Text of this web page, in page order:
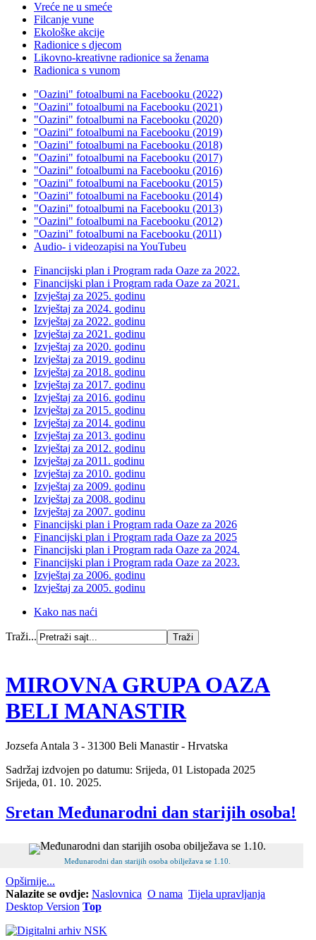
Vreće ne u smeće
Filcanje vune
Ekološke akcije
Radionice s djecom
Likovno-kreativne radionice sa ženama
Radionica s vunom
"Oazini" fotoalbumi na Facebooku (2022)
"Oazini" fotoalbumi na Facebooku (2021)
"Oazini" fotoalbumi na Facebooku (2020)
"Oazini" fotoalbumi na Facebooku (2019)
"Oazini" fotoalbumi na Facebooku (2018)
"Oazini" fotoalbumi na Facebooku (2017)
"Oazini" fotoalbumi na Facebooku (2016)
"Oazini" fotoalbumi na Facebooku (2015)
"Oazini" fotoalbumi na Facebooku (2014)
"Oazini" fotoalbumi na Facebooku (2013)
"Oazini" fotoalbumi na Facebooku (2012)
"Oazini" fotoalbumi na Facebooku (2011)
Audio- i videozapisi na YouTubeu
Financijski plan i Program rada Oaze za 2022.
Financijski plan i Program rada Oaze za 2021.
Izvještaj za 2025. godinu
Izvještaj za 2024. godinu
Izvještaj za 2022. godinu
Izvještaj za 2021. godinu
Izvještaj za 2020. godinu
Izvještaj za 2019. godinu
Izvještaj za 2018. godinu
Izvještaj za 2017. godinu
Izvještaj za 2016. godinu
Izvještaj za 2015. godinu
Izvještaj za 2014. godinu
Izvještaj za 2013. godinu
Izvještaj za 2012. godinu
Izvještaj za 2011. godinu
Izvještaj za 2010. godinu
Izvještaj za 2009. godinu
Izvještaj za 2008. godinu
Izvještaj za 2007. godinu
Financijski plan i Program rada Oaze za 2026
Financijski plan i Program rada Oaze za 2025
Financijski plan i Program rada Oaze za 2024.
Financijski plan i Program rada Oaze za 2023.
Izvještaj za 2006. godinu
Izvještaj za 2005. godinu
Kako nas naći
Traži...
MIROVNA GRUPA OAZA
BELI MANASTIR
Jozsefa Antala 3 - 31300 Beli Manastir - Hrvatska
Sadržaj izdvojen po datumu: Srijeda, 01 Listopada 2025
Srijeda, 01. 10. 2025.
Sretan Međunarodni dan starijih osoba!
Međunarodni dan starijih osoba obilježava se 1.10.
Opširnije...
Nalazite se ovdje: Naslovnica O nama Tijela upravljanja
Desktop Version Top